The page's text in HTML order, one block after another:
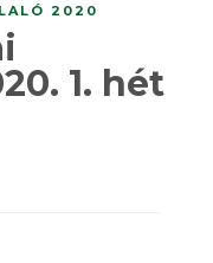
2020
1. hét